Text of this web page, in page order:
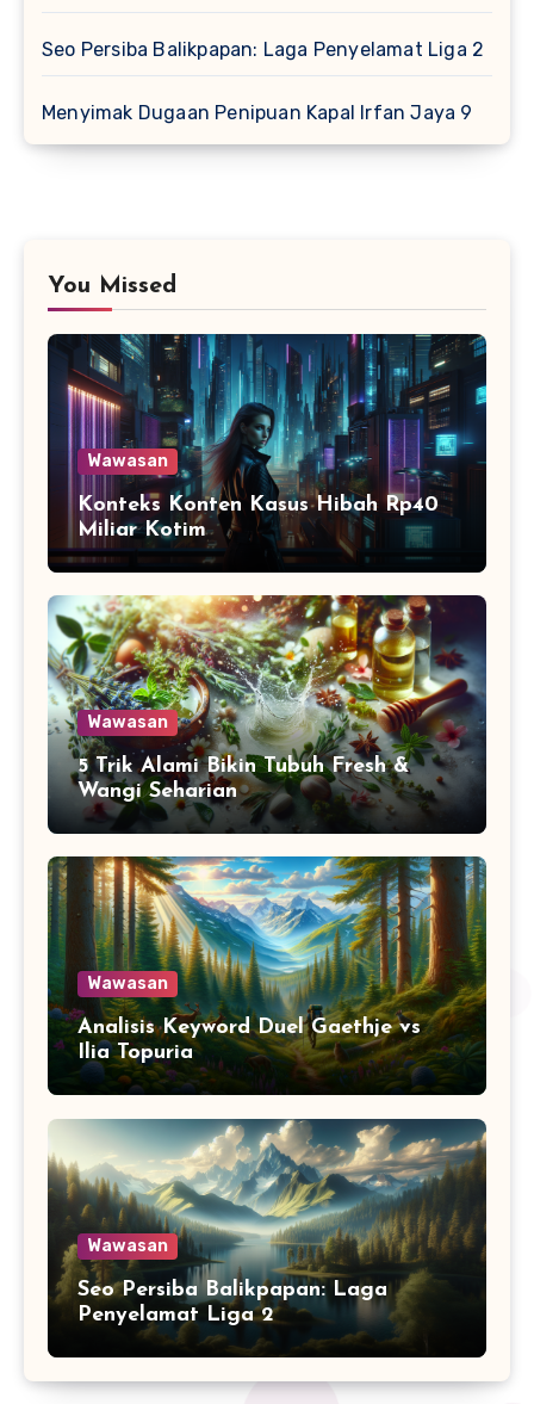
Seo Persiba Balikpapan: Laga Penyelamat Liga 2
Menyimak Dugaan Penipuan Kapal Irfan Jaya 9
You Missed
Wawasan
Konteks Konten Kasus Hibah Rp40
Miliar Kotim
Wawasan
5 Trik Alami Bikin Tubuh Fresh &
Wangi Seharian
Wawasan
Analisis Keyword Duel Gaethje vs
Ilia Topuria
Wawasan
Seo Persiba Balikpapan: Laga
Penyelamat Liga 2